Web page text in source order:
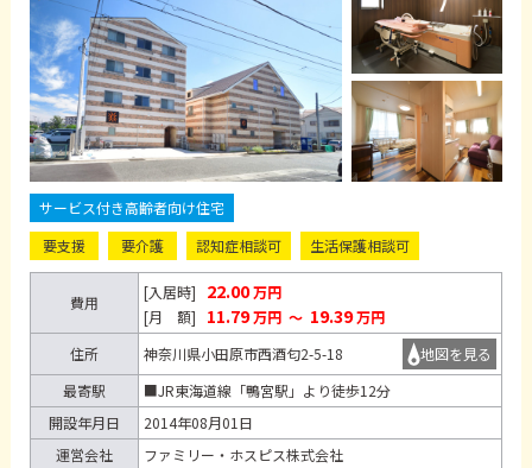
サービス付き高齢者向け住宅
要支援
要介護 認知症相談可 生活保護相談可
費用
[入居時] 22.00万円
[月 額]
11.79万円 ～ 19.39万円
住所
神奈川県小田原市西酒匂2-5-18
地図を見る
最寄駅
■JR東海道線「鴨宮駅」より徒歩12分
開設年月日
2014年08月01日
運営会社
ファミリー・ホスピス株式会社